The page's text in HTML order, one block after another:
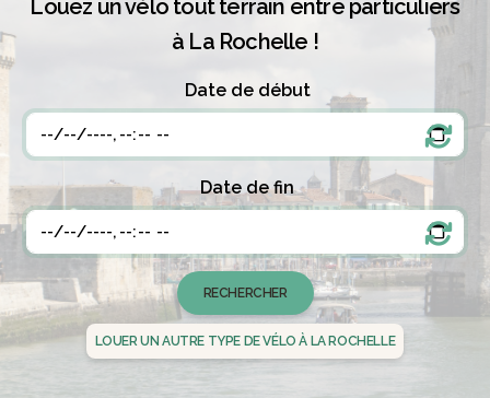
Louez un vélo tout terrain entre particuliers
à La Rochelle !
Date de début
Date de fin
LOUER UN AUTRE TYPE DE VÉLO À LA ROCHELLE